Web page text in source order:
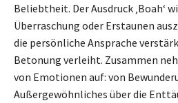
Beliebtheit. Der Ausdruck ‚Boah‘
Überraschung oder Erstaunen
die persönliche Ansprache
Betonung verleiht. Zusammen
von Emotionen auf: von
Außergewöhnliches über die